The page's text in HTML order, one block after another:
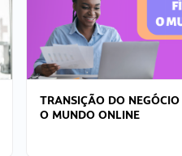
TRANSIÇÃO DO
O MUNDO ONLINE